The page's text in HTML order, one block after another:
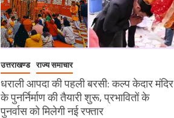
उत्तराखण्ड राज्य समाचार
धराली आपदा की पहली बरसी: कल्प केदार मंदिर
के पुनर्निर्माण की तैयारी शुरू, प्रभावितों के
पुनर्वास को मिलेगी नई रफ्तार